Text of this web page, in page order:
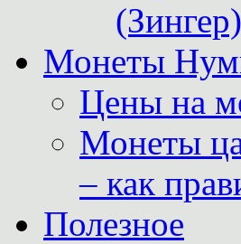
Монеты
Цены на
Монеты
– как
Полезное